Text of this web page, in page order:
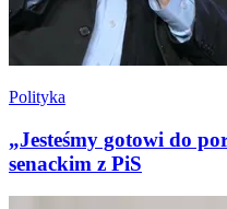
Polityka
„Jesteśmy gotowi do
senackim z PiS